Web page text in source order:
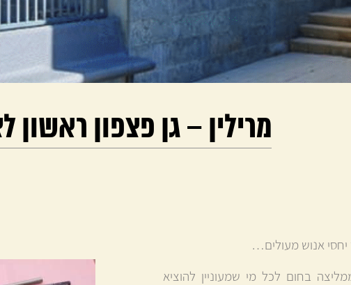
מרילין – גן פצפון ראשון
יחסי אנוש מעולים…
בחום לכל מי שמעוניין להוציא